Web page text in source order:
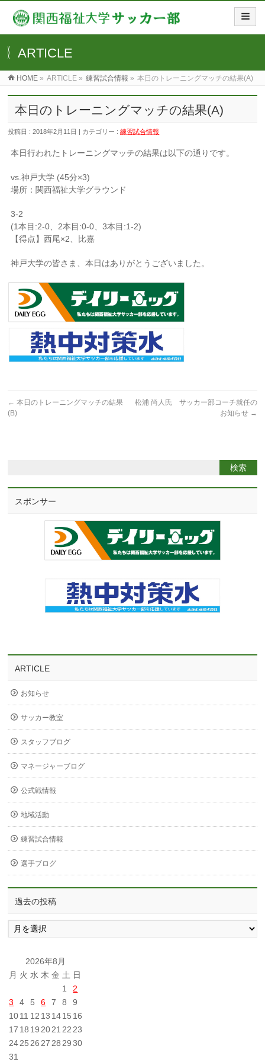
ARTICLE
HOME » ARTICLE » 練習試合情報 » 本日のトレーニングマッチの結果(A)
本日のトレーニングマッチの結果(A)
投稿日 : 2018年2月11日 | カテゴリー :練習試合情報
本日行われたトレーニングマッチの結果は以下の通りです。
vs.神戸大学 (45分×3)
場所：関西福祉大学グラウンド
3-2
(1本目:2-0、2本目:0-0、3本目:1-2)
【得点】西尾×2、比嘉
神戸大学の皆さま、本日はありがとうございました。
← 本日のトレーニングマッチの結果
(B)
松浦 尚人氏 サッカー部コーチ就任の
お知らせ →
スポンサー
ARTICLE
お知らせ
サッカー教室
スタッフブログ
マネージャーブログ
公式戦情報
地域活動
練習試合情報
選手ブログ
過去の投稿
過
去
稿
2026年8月
月 火 水 木 金 土 日
1
2
3
4 5 6 7 8
9
1011 12 13 1415 16
17 18 19 2021 22 23
2425 26 27 28 29 30
31